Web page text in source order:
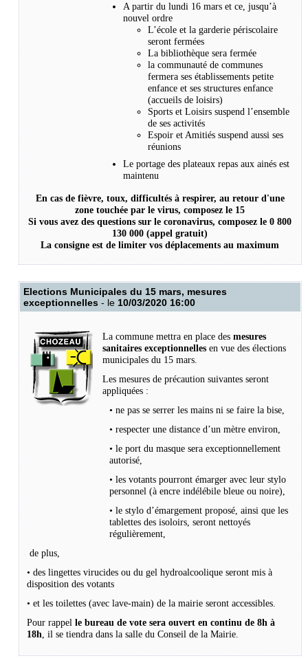
A partir du lundi 16 mars et ce, jusqu’à
nouvel ordre
L’école et la garderie périscolaire
seront fermées
La bibliothèque sera fermée
la communauté de communes
fermera ses établissements petite
enfance et ses structures enfance
(accueils de loisirs)
Sports et Loisirs suspend l’ensemble
de ses activités
Espoir et Amitiés suspend aussi ses
réunions
Le portage des plateaux repas aux ainés est
maintenu
En cas de fièvre, toux, difficultés à respirer, au retour d'une
zone touchée par le virus, composez le 15
Si vous avez des questions sur le coronavirus, composez le 0 800
130 000 (appel gratuit)
La consigne est de limiter vos déplacements au maximum
Elections Municipales du 15 mars, mesures
exceptionnelles - le 10/03/2020 16:00
La commune mettra en place des mesures
sanitaires exceptionnelles en vue des élections
municipales du 15 mars.
Les mesures de précaution suivantes seront
appliquées :
• ne pas se serrer les mains ni se faire la bise,
• respecter une distance d’un mètre environ,
• le port du masque sera exceptionnellement
autorisé,
• les votants pourront émarger avec leur stylo
personnel (à encre indélébile bleue ou noire),
• le stylo d’émargement proposé, ainsi que les
tablettes des isoloirs, seront nettoyés
régulièrement,
de plus,
• des lingettes virucides ou du gel hydroalcoolique seront mis à
disposition des votants
• et les toilettes (avec lave-main) de la mairie seront accessibles.
Pour rappel le bureau de vote sera ouvert en continu de 8h à
18h , il se tiendra dans la salle du Conseil de la Mairie.